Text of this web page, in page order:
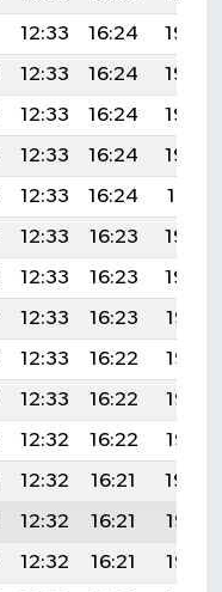
12:33 16:24
19:45
12:33 16:24
19:44
12:33 16:24
19:43
12:33 16:24
19:42
12:33 16:24
19:41
12:33 16:23
19:40
12:33 16:23
19:39
12:33 16:23
19:38
12:33 16:22
19:37
12:33 16:22
19:36
12:32 16:22
19:35
12:32 16:21
19:34
12:32 16:21
19:33
12:32 16:21
19:32